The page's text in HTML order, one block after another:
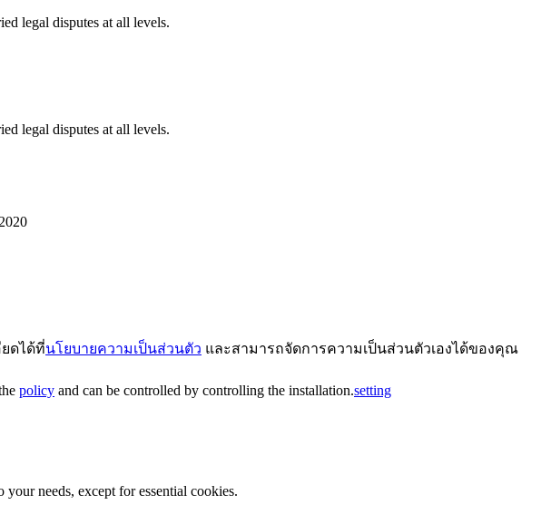
legal disputes at all levels.
legal disputes at all levels.
ดได้ที่นโยบายความเป็นส่วนตัว และสามารถจัดการความเป็นส่วนตัวเองได้ของคุณ
policy and can be controlled by controlling the installation.setting
needs, except for essential cookies.